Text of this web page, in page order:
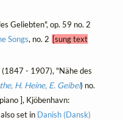
Geliebten", op. 59 no. 2
Songs, no. 2 [sung text
(1847 - 1907), "Nähe des
H. Heine, E. Geibel) no.
], Kjöbenhavn:
set in Danish (Dansk)